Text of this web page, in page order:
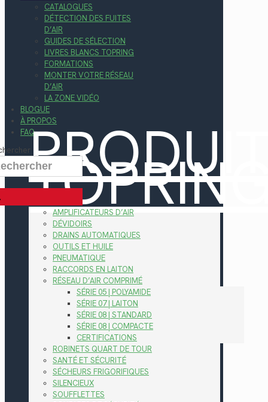
CATALOGUES
DÉTECTION DES FUITES
D’AIR
GUIDES DE SÉLECTION
LIVRES BLANCS TOPRING
FORMATIONS
MONTER VOTRE RÉSEAU
D’AIR
LA ZONE VIDÉO
BLOGUE
À PROPOS
FAQ
AMPLIFICATEURS D’AIR
DÉVIDOIRS
DRAINS AUTOMATIQUES
OUTILS ET HUILE
PNEUMATIQUE
RACCORDS EN LAITON
RÉSEAU D’AIR COMPRIMÉ
SÉRIE 05 | POLYAMIDE
SÉRIE 07 | LAITON
SÉRIE 08 | STANDARD
SÉRIE 08 | COMPACTE
CERTIFICATIONS
ROBINETS QUART DE TOUR
SANTÉ ET SÉCURITÉ
SÉCHEURS FRIGORIFIQUES
SILENCIEUX
SOUFFLETTES